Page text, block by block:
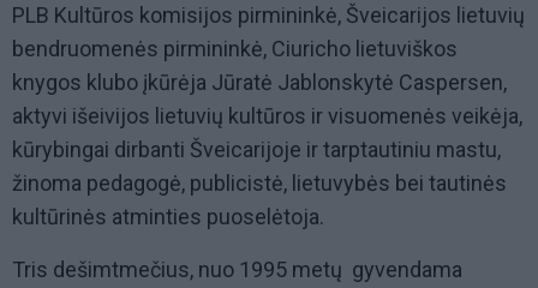
PLB Kultūros komisijos pirmininkė, Šveicarijos lietuvių
bendruomenės pirmininkė, Ciuricho lietuviškos
knygos klubo įkūrėja Jūratė Jablonskytė Caspersen,
aktyvi išeivijos lietuvių kultūros ir visuomenės veikėja,
kūrybingai dirbanti Šveicarijoje ir tarptautiniu mastu,
žinoma pedagogė, publicistė, lietuvybės bei tautinės
kultūrinės atminties puoselėtoja.
Tris dešimtmečius, nuo 1995 metų gyvendama